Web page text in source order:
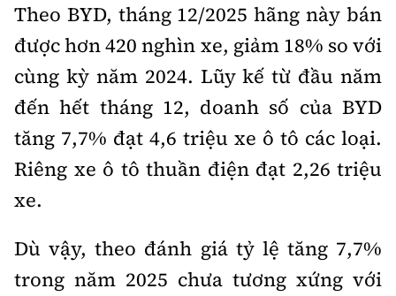
Xếp hạng xe
Chọn xe
Lái xe an toàn
Bảo hiểm xe
Sản phẩm bảo hiểm
Bồi thường bảo hiểm
Xe xanh
Video
Review xe
Giới thiệu xe
Tư vấn
Ảnh
Ô tô
Xe máy
Theo BYD, tháng 12/2025 hãng này bán
được hơn 420 nghìn xe, giảm 18% so với
cùng kỳ năm 2024. Lũy kế từ đầu năm
đến hết tháng 12, doanh số của BYD
tăng 7,7% đạt 4,6 triệu xe ô tô các loại.
Riêng xe ô tô thuần điện đạt 2,26 triệu
xe.
Dù vậy, theo đánh giá tỷ lệ tăng 7,7%
trong năm 2025 chưa tương xứng với